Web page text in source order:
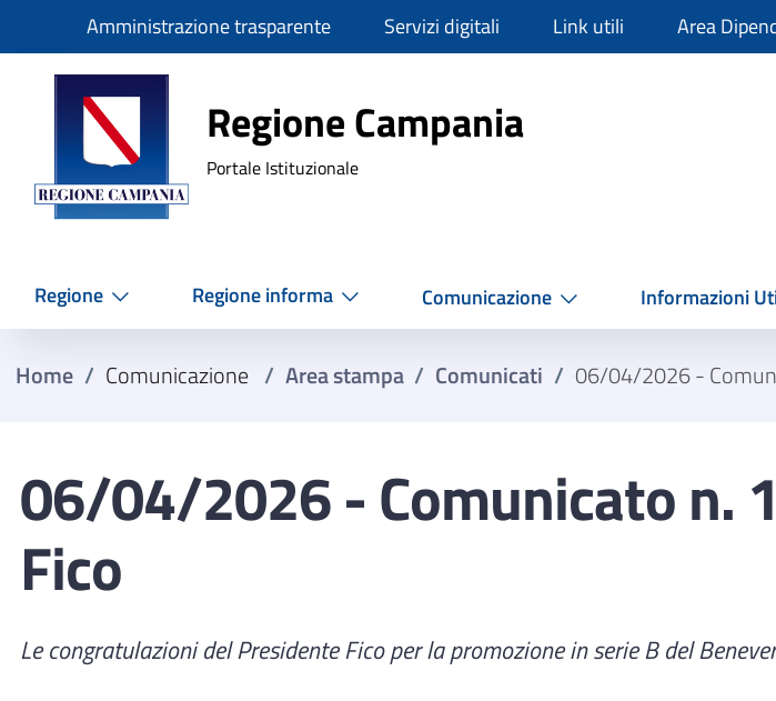
SlimAmministrazione trasparente Servizi digitali Link utili Area
Regione Campania
Regione Campania
Portale Istituzionale
Regione Regione informa Comunicazione Informazioni
Home / Comunicazione / Area stampa / Comunicati / 06/04/2026 -
06/04/2026 - Comunicato n.
Fico
Le congratulazioni del Presidente Fico per la promozione in serie B del